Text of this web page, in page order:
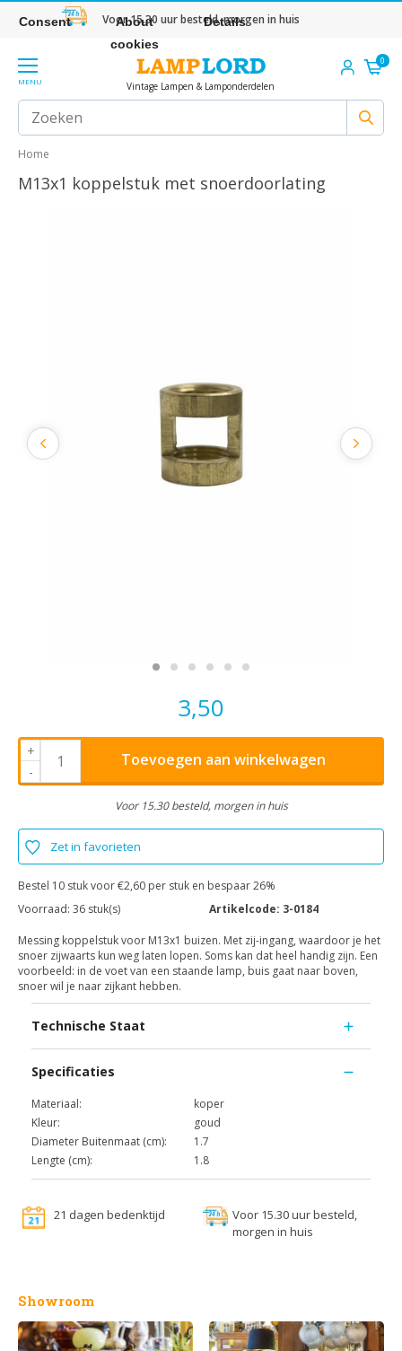
Voor 15.30 uur besteld, morgen in huis
MENU Vintage Lampen & Lamponderdelen
0
Home
M13x1 koppelstuk met snoerdoorlating
3,50
+
-
Toevoegen aan winkelwagen
Voor 15.30 besteld, morgen in huis
Zet in favorieten
Bestel 10 stuk voor €2,60 per stuk en bespaar 26%
Voorraad: 36 stuk(s) Artikelcode: 3-0184
Messing koppelstuk voor M13x1 buizen. Met zij-ingang, waardoor je het
snoer zijwaarts kun weg laten lopen. Soms kan dat heel handig zijn. Een
voorbeeld: in de voet van een staande lamp, buis gaat naar boven,
snoer wil je naar zijkant hebben.
Technische Staat
Specificaties
Materiaal:
koper
Kleur:
goud
Diameter Buitenmaat (cm):
1.7
Lengte (cm):
1.8
21 dagen bedenktijd
Voor 15.30 uur besteld,
morgen in huis
Showroom
Consent
About
cookies
Details